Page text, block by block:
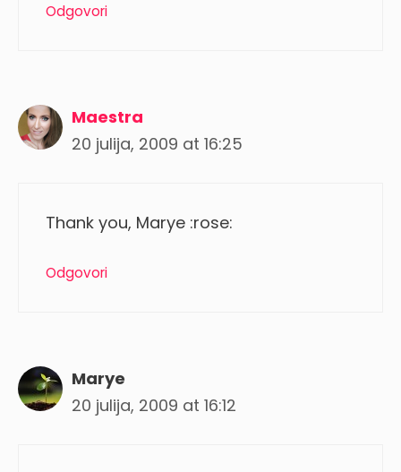
Odgovori
Maestra
20 julija, 2009 at 16:25
Thank you, Marye :rose:
Odgovori
Marye
20 julija, 2009 at 16:12